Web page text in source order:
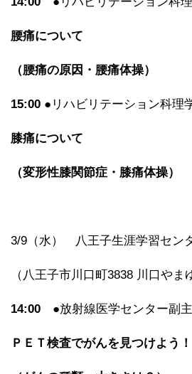
腰痛について
（腰痛の原因・腰痛体操）
15:00 ●リハビリテーション科
膝痛について
（変形性膝関節症・膝痛体操）
3/9（水） 八王子生涯学習セン
（八王子市川口町3838 川口やま
14:00 ●放射線医学センター副
ＰＥＴ検査でがんを見つけよう！